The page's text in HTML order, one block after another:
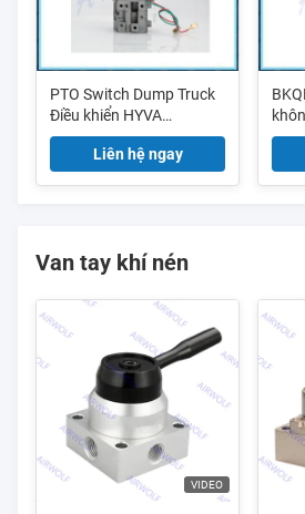
PTO Switch Dump Truck
Điều khiển HYVA
14750665H với đèn báo
Liên hệ ngay
điều
Van tay khí nén
VIDEO